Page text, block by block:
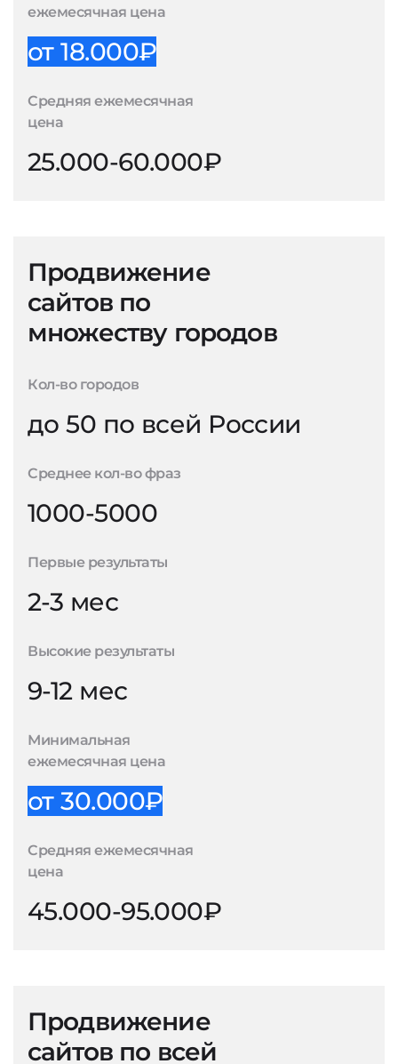
ежемесячная цена
от 18.000₽
Средняя ежемесячная
цена
25.000-60.000₽
Продвижение
сайтов по
множеству городов
Кол-во городов
до 50 по всей России
Среднее кол-во фраз
1000-5000
Первые результаты
2-3 мес
Высокие результаты
9-12 мес
Минимальная
ежемесячная цена
от 30.000₽
Средняя ежемесячная
цена
45.000-95.000₽
Продвижение
сайтов по всей